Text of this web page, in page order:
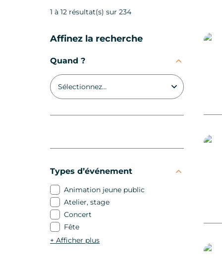
1 à 12 résultat(s) sur 234
Affinez la recherche
Quand ?
Types d’événement
Animation jeune public
Atelier, stage
Concert
Fête
+Afficher plus